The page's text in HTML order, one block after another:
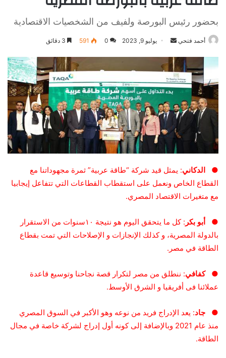
بحضور رئيس البورصة ولفيف من الشخصيات الاقتصادية
أحمد فتحي
أرسل
إلكترونيا
يوليو 9, 2023 0
591
● الدكاني: يمثل قيد شركة “طاقة عربية” ثمرة مجهوداتنا مع
القطاع الخاص ونعمل على استقطاب القطاعات التي تتفاعل إيجابيا
مع متغيرات الاقتصاد المصري.
● أبو بكر
: كل ما يتحقق اليوم هو نتيجة ١٠سنوات من الاستقرار
بالدولة المصرية، و كذلك الإنجازات و الإصلاحات التي تمت بقطاع
الطاقة في مصر.
●كفافي: ننطلق من مصر لتكرار قصة نجاحنا وتوسيع قاعدة
عملائنا فى أفريقيا و الشرق الأوسط.
● جاد: يعد الإدراج فريد من نوعه وهو الأكبر في السوق المصري
منذ عام 1
202 وبالإضافة إلى كونه أول إدراج لشركة خاصة في مجال
الطاقة.